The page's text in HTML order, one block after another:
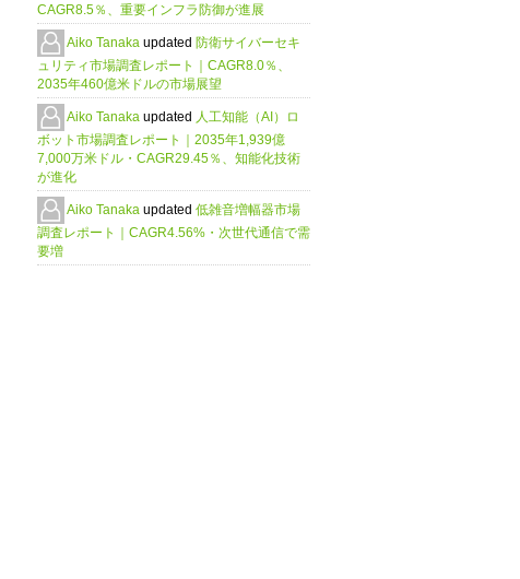
CAGR8.5％、重要インフラ防御が進展
Aiko Tanaka updated 防衛サイバーセキ
ュリティ市場調査レポート｜CAGR8.0％、
2035年460億米ドルの市場展望
Aiko Tanaka updated 人工知能（AI）ロ
ボット市場調査レポート｜2035年1,939億
7,000万米ドル・CAGR29.45％、知能化技術
が進化
Aiko Tanaka updated 低雑音増幅器市場
調査レポート｜CAGR4.56%・次世代通信で需
要増